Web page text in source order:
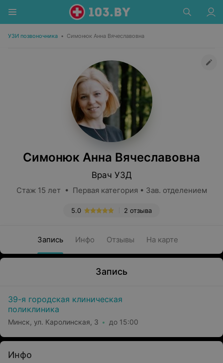
УЗИ позвоночника • Симонюк Анна Вячеславовна
Симонюк Анна Вячеславовна
Врач УЗД
Стаж 15 лет • Первая категория • Зав. отделением
2 отзыва
5.0
Запись Инфо Отзывы На карте
Запись
39-я городская клиническая
поликлиника
Минск, ул. Каролинская, 3 до 15:00
Инфо